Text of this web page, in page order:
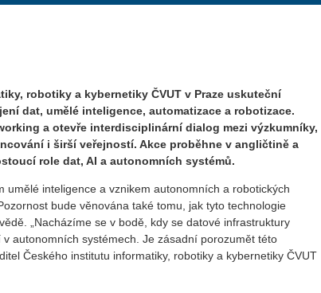
robotiky a kybernetiky ČVUT v Praze uskuteční
dat, umělé inteligence, automatizace a robotizace.
a otevře interdisciplinární dialog mezi výzkumníky,
i širší veřejností. Akce proběhne v angličtině a
role dat, AI a autonomních systémů.
umělé inteligence a vznikem autonomních a robotických
bude věnována také tomu, jak tyto technologie
„Nacházíme se v bodě, kdy se datové infrastruktury
autonomních systémech. Je zásadní porozumět této
Českého institutu informatiky, robotiky a kybernetiky ČVUT